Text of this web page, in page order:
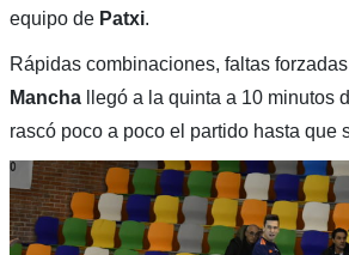
equipo de Patxi.
Rápidas combinaciones, faltas
Mancha
llegó a la quinta a 10 minutos
rascó poco a poco el partido hasta que